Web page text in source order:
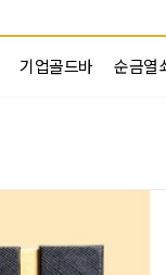
기업골드바 순금열